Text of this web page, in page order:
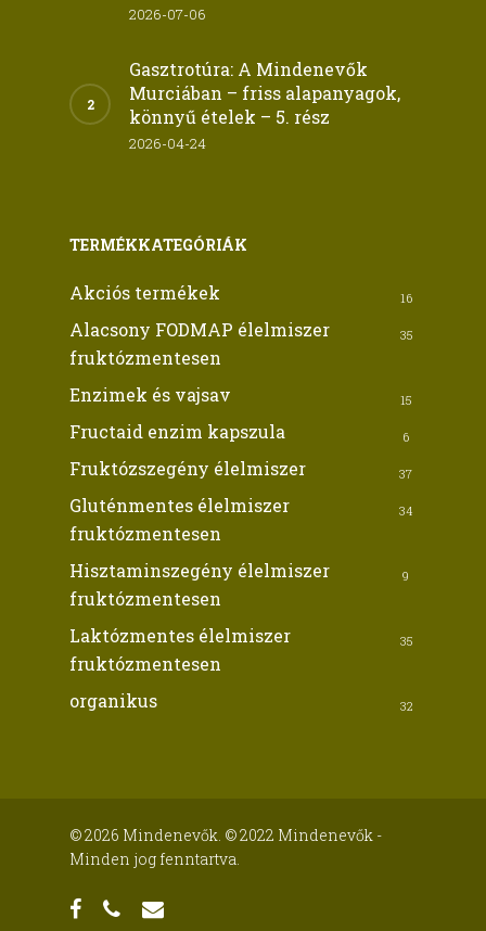
2026-07-06
Gasztrotúra: A Mindenevők
Murciában – friss alapanyagok,
könnyű ételek – 5. rész
2026-04-24
TERMÉKKATEGÓRIÁK
Akciós termékek 16
Alacsony FODMAP élelmiszer
fruktózmentesen
35
Enzimek és vajsav 15
Fructaid enzim kapszula 6
Fruktózszegény élelmiszer 37
Gluténmentes élelmiszer
fruktózmentesen
34
Hisztaminszegény élelmiszer
fruktózmentesen
9
Laktózmentes élelmiszer
fruktózmentesen
35
organikus 32
© 2026 Mindenevők. © 2022 Mindenevők -
Minden jog fenntartva.
facebookphoneemail